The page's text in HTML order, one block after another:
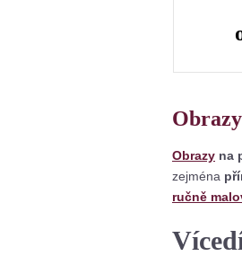
Obrazy na
zejména
ručně